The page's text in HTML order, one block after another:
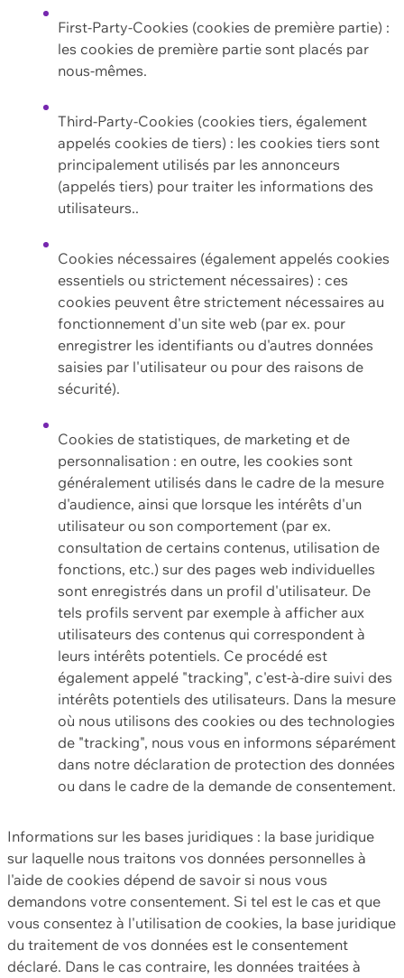
First-Party-Cookies (cookies de première partie) :
les cookies de première partie sont placés par
nous-mêmes.
Third-Party-Cookies (cookies tiers, également
appelés cookies de tiers) : les cookies tiers sont
principalement utilisés par les annonceurs
(appelés tiers) pour traiter les informations des
utilisateurs..
Cookies nécessaires (également appelés cookies
essentiels ou strictement nécessaires) : ces
cookies peuvent être strictement nécessaires au
fonctionnement d'un site web (par ex. pour
enregistrer les identifiants ou d'autres données
saisies par l'utilisateur ou pour des raisons de
sécurité).
Cookies de statistiques, de marketing et de
personnalisation : en outre, les cookies sont
généralement utilisés dans le cadre de la mesure
d'audience, ainsi que lorsque les intérêts d'un
utilisateur ou son comportement (par ex.
consultation de certains contenus, utilisation de
fonctions, etc.) sur des pages web individuelles
sont enregistrés dans un profil d'utilisateur. De
tels profils servent par exemple à afficher aux
utilisateurs des contenus qui correspondent à
leurs intérêts potentiels. Ce procédé est
également appelé "tracking", c'est-à-dire suivi des
intérêts potentiels des utilisateurs. Dans la mesure
où nous utilisons des cookies ou des technologies
de "tracking", nous vous en informons séparément
dans notre déclaration de protection des données
ou dans le cadre de la demande de consentement.
Informations sur les bases juridiques : la base juridique
sur laquelle nous traitons vos données personnelles à
l'aide de cookies dépend de savoir si nous vous
demandons votre consentement. Si tel est le cas et que
vous consentez à l'utilisation de cookies, la base juridique
du traitement de vos données est le consentement
déclaré. Dans le cas contraire, les données traitées à